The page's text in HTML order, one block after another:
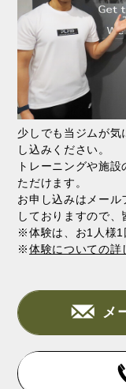
少しでも当ジムが気
し込みください。
トレーニングや施
ただけます。
お申し込みはメール
しておりますので、
※体験は、お1人様1
※体験についての詳
メ